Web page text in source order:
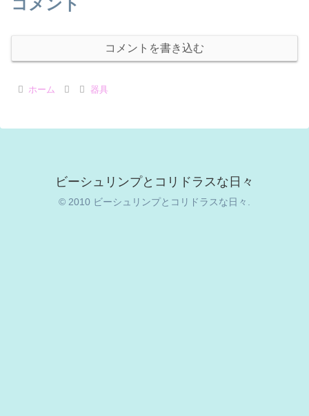
コメント
コメントを書き込む
ホーム 器具
ビーシュリンプとコリドラスな日々
© 2010 ビーシュリンプとコリドラスな日々.